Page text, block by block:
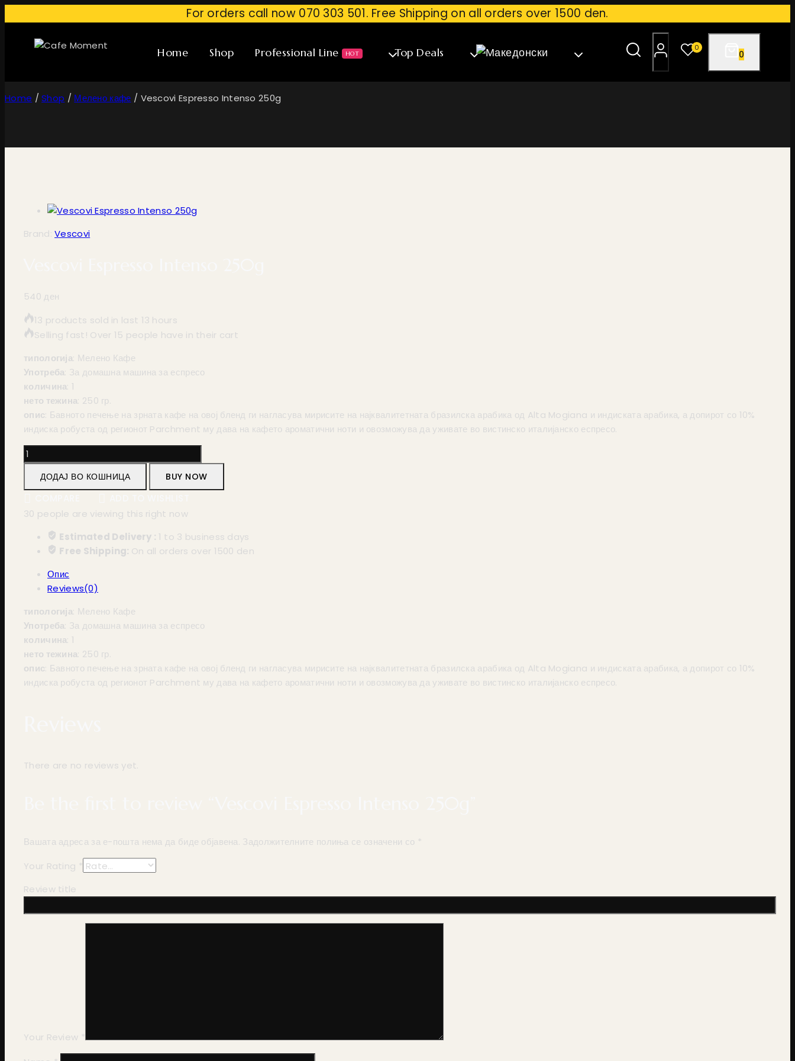
For orders call now 070 303 501. Free Shipping on all orders over 1500 den.
Home Shop Professional Line HOT Top Deals 0
0
Home / Shop / Мелено кафе / Vescovi Espresso Intenso 250g
Brand:Vescovi
540 ден
13 products sold in last 13 hours
Selling fast! Over 15 people have in their cart
типологија: Мелено Кафе
Употреба: За домашна машина за еспресо
количина: 1
нето тежина: 250 гр.
опис: Бавното печење на зрната кафе на овој бленд ги нагласува мирисите на најквалитетната бразилска арабика од Alta Mogiana и индиската арабика, а допирот со 10%
индиска робуста од регионот Parchment му дава на кафето ароматични ноти и овозможува да уживате во вистинско италијанско еспресо.
ДОДАЈ ВО КОШНИЦА BUY NOW
30 people are viewing this right now
Estimated Delivery : 1 to 3 business days
Free Shipping: On all orders over 1500 den
Опис
Reviews(0)
типологија: Мелено Кафе
Употреба: За домашна машина за еспресо
количина: 1
нето тежина: 250 гр.
опис: Бавното печење на зрната кафе на овој бленд ги нагласува мирисите на најквалитетната бразилска арабика од Alta Mogiana и индиската арабика, а допирот со 10%
индиска робуста од регионот Parchment му дава на кафето ароматични ноти и овозможува да уживате во вистинско италијанско еспресо.
There are no reviews yet.
Вашата адреса за е-пошта нема да биде објавена. Задолжителните полиња се означени со *
Your Rating *
Review title
Your Review *